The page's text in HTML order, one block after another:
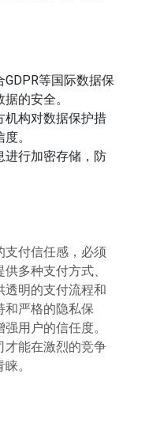
GDPR等国际数据保
的安全。
机构对数据保护措
。
进行加密存储，防
支付信任感，必须
多种支付方式、
透明的支付流程和
和严格的隐私保
用户的信任度。
才能在激烈的竞争
。